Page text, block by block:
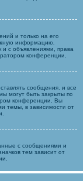
и только на его
информацию,
и с объявлениями, права
конференции.
сообщения, и все
могут быть закрыты по
конференции. Вы
темы, в зависимости от
с сообщениями и
тем зависит от